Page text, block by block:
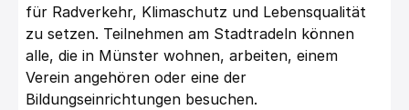
für Radverkehr, Klimaschutz und Lebensqualität
zu setzen. Teilnehmen am Stadtradeln können
alle, die in Münster wohnen, arbeiten, einem
Verein angehören oder eine der
Bildungseinrichtungen besuchen.